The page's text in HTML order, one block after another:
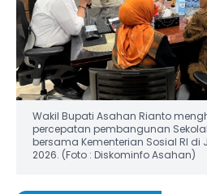
Wakil Bupati Asahan Rianto
percepatan pembangunan
bersama Kementerian Sosial RI di
2026. (Foto : Diskominfo Asahan)